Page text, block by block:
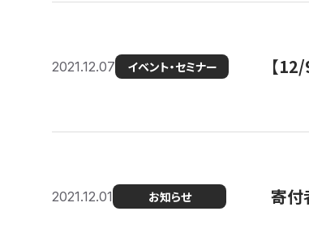
2021.12.07 イベント・セミナー 【
2021.12.01 お知らせ 寄付